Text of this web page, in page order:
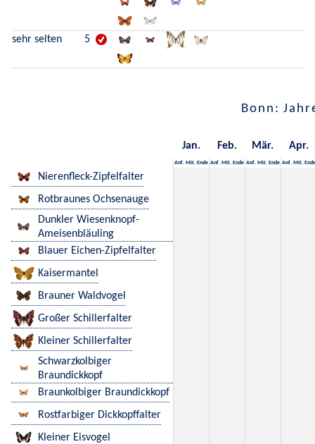
sehr selten 5
Bonn:
Jan. Feb. Mär. Apr.
Anf. Mit. Ende Anf. Mit. Ende Anf. Mit. Ende Anf. Mit. Ende
Nierenfleck-Zipfelfalter
Rotbraunes Ochsenauge
Dunkler Wiesenknopf-
Ameisenbläuling
Blauer Eichen-Zipfelfalter
Kaisermantel
Brauner Waldvogel
Großer Schillerfalter
Kleiner Schillerfalter
Schwarzkolbiger
Braundickkopf
Braunkolbiger Braundickkopf
Rostfarbiger Dickkopffalter
Kleiner Eisvogel